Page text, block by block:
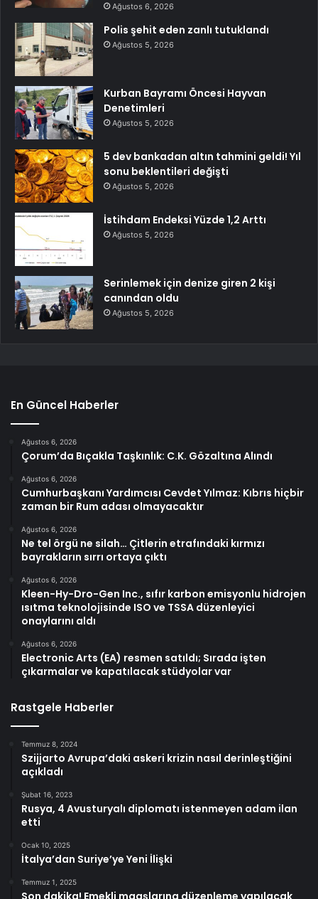
Ağustos 6, 2026
Polis şehit eden zanlı tutuklandı
Ağustos 5, 2026
Kurban Bayramı Öncesi Hayvan
Denetimleri
Ağustos 5, 2026
5 dev bankadan altın tahmini geldi! Yıl
sonu beklentileri değişti
Ağustos 5, 2026
İstihdam Endeksi Yüzde 1,2 Arttı
Ağustos 5, 2026
Serinlemek için denize giren 2 kişi
canından oldu
Ağustos 5, 2026
En Güncel Haberler
Ağustos 6, 2026
Çorum’da Bıçakla Taşkınlık: C.K. Gözaltına Alındı
Ağustos 6, 2026
Cumhurbaşkanı Yardımcısı Cevdet Yılmaz: Kıbrıs hiçbir
zaman bir Rum adası olmayacaktır
Ağustos 6, 2026
Ne tel örgü ne silah… Çitlerin etrafındaki kırmızı
bayrakların sırrı ortaya çıktı
Ağustos 6, 2026
Kleen-Hy-Dro-Gen Inc., sıfır karbon emisyonlu hidrojen
ısıtma teknolojisinde ISO ve TSSA düzenleyici
onaylarını aldı
Ağustos 6, 2026
Electronic Arts (EA) resmen satıldı; Sırada işten
çıkarmalar ve kapatılacak stüdyolar var
Rastgele Haberler
Temmuz 8, 2024
Szijjarto Avrupa’daki askeri krizin nasıl derinleştiğini
açıkladı
Şubat 16, 2023
Rusya, 4 Avusturyalı diplomatı istenmeyen adam ilan
etti
Ocak 10, 2025
İtalya’dan Suriye’ye Yeni İlişki
Temmuz 1, 2025